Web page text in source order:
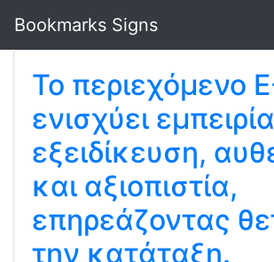
Bookmarks Signs
Το περιεχόμενο
ενισχύει
εξειδίκευση,
και αξιοπιστία,
επηρεάζοντας
την κατάταξη.